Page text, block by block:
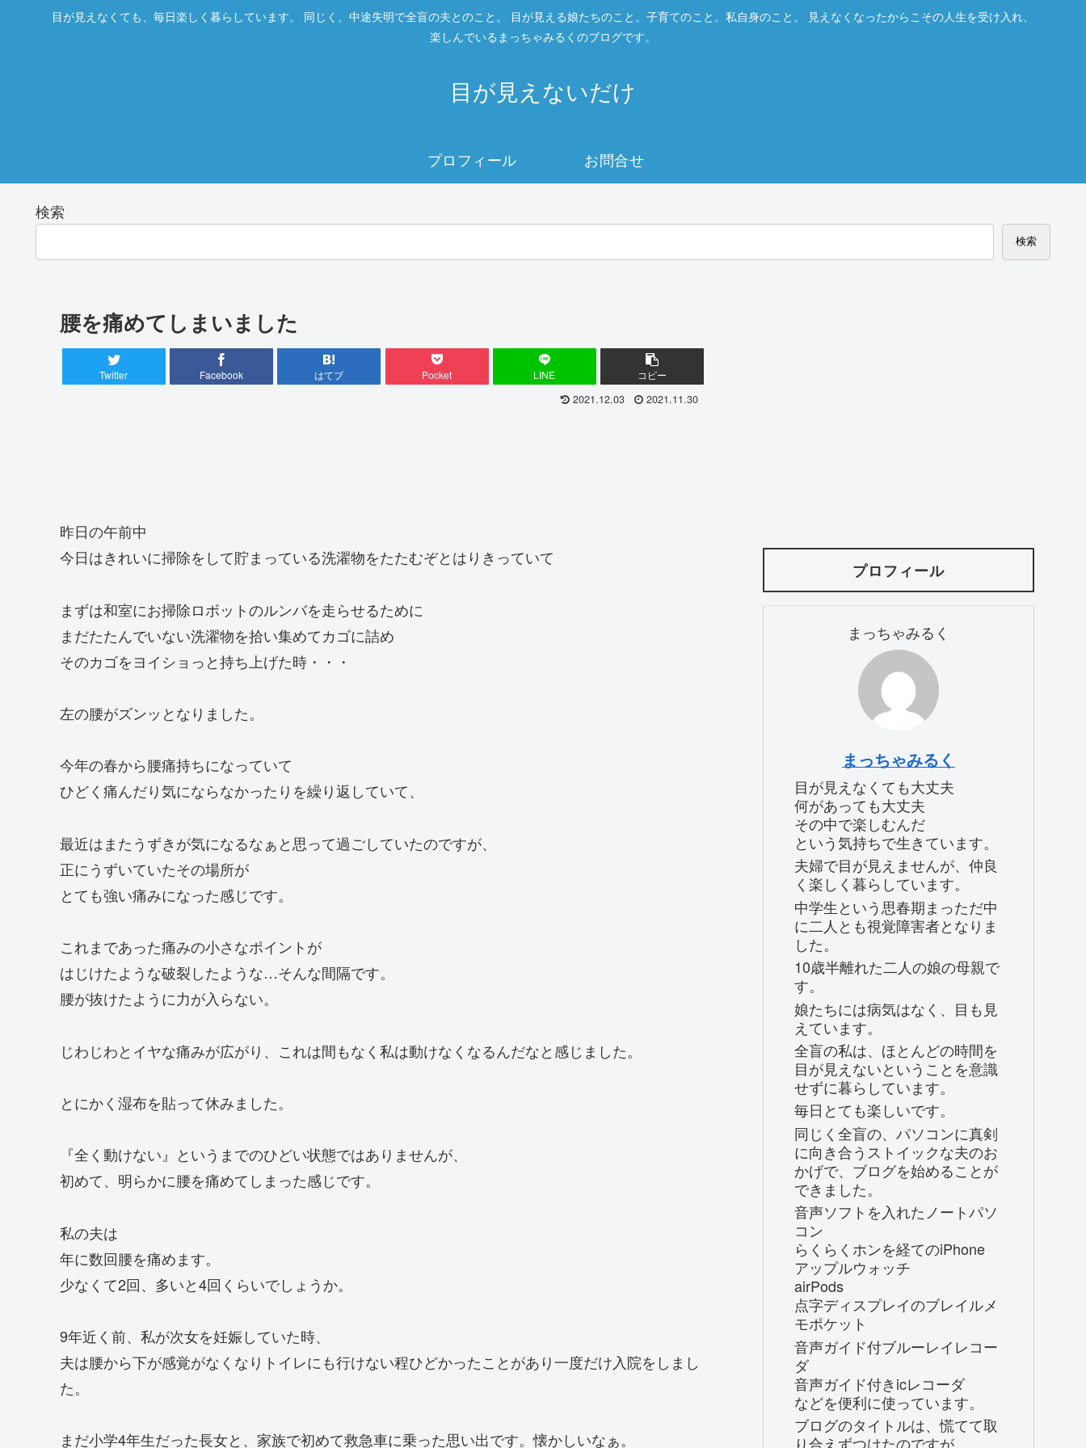
目が見えなくても、毎日楽しく暮らしています。 同じく、中途失明で全盲の夫とのこと。 目が見える娘たちのこと。子育てのこと。私自身のこと。 見えなくなったからこその人生を受け入れ、
楽しんでいるまっちゃみるくのブログです。
目が見えないだけ
プロフィール お問合せ
検索
検索
腰を痛めてしまいました
Twitter Facebook はてブ Pocket LINE コピー
2021.12.03 2021.11.30
昨日の午前中
今日はきれいに掃除をして貯まっている洗濯物をたたむぞとはりきっていて
まずは和室にお掃除ロボットのルンバを走らせるために
まだたたんでいない洗濯物を拾い集めてカゴに詰め
そのカゴをヨイショっと持ち上げた時・・・
左の腰がズンッとなりました。
今年の春から腰痛持ちになっていて
ひどく痛んだり気にならなかったりを繰り返していて、
最近はまたうずきが気になるなぁと思って過ごしていたのですが、
正にうずいていたその場所が
とても強い痛みになった感じです。
これまであった痛みの小さなポイントが
はじけたような破裂したような…そんな間隔です。
腰が抜けたように力が入らない。
じわじわとイヤな痛みが広がり、これは間もなく私は動けなくなるんだなと感じました。
とにかく湿布を貼って休みました。
『全く動けない』というまでのひどい状態ではありませんが、
初めて、明らかに腰を痛めてしまった感じです。
私の夫は
年に数回腰を痛めます。
少なくて2回、多いと4回くらいでしょうか。
9年近く前、私が次女を妊娠していた時、
夫は腰から下が感覚がなくなりトイレにも行けない程ひどかったことがあり一度だけ入院をしまし
た。
まだ小学4年生だった長女と、家族で初めて救急車に乗った思い出です。懐かしいなぁ。
プロフィール
まっちゃみるく
まっちゃみるく
目が見えなくても大丈夫
何があっても大丈夫
その中で楽しむんだ
という気持ちで生きています。
夫婦で目が見えませんが、仲良
く楽しく暮らしています。
中学生という思春期まっただ中
に二人とも視覚障害者となりま
した。
10歳半離れた二人の娘の母親で
す。
娘たちには病気はなく、目も見
えています。
全盲の私は、ほとんどの時間を
目が見えないということを意識
せずに暮らしています。
毎日とても楽しいです。
同じく全盲の、パソコンに真剣
に向き合うストイックな夫のお
かげで、ブログを始めることが
できました。
音声ソフトを入れたノートパソ
コン
らくらくホンを経てのiPhone
アップルウォッチ
airPods
点字ディスプレイのブレイルメ
モポケット
音声ガイド付ブルーレイレコー
ダ
音声ガイド付きicレコーダ
などを便利に使っています。
ブログのタイトルは、慌てて取
り合えずつけたのですが、